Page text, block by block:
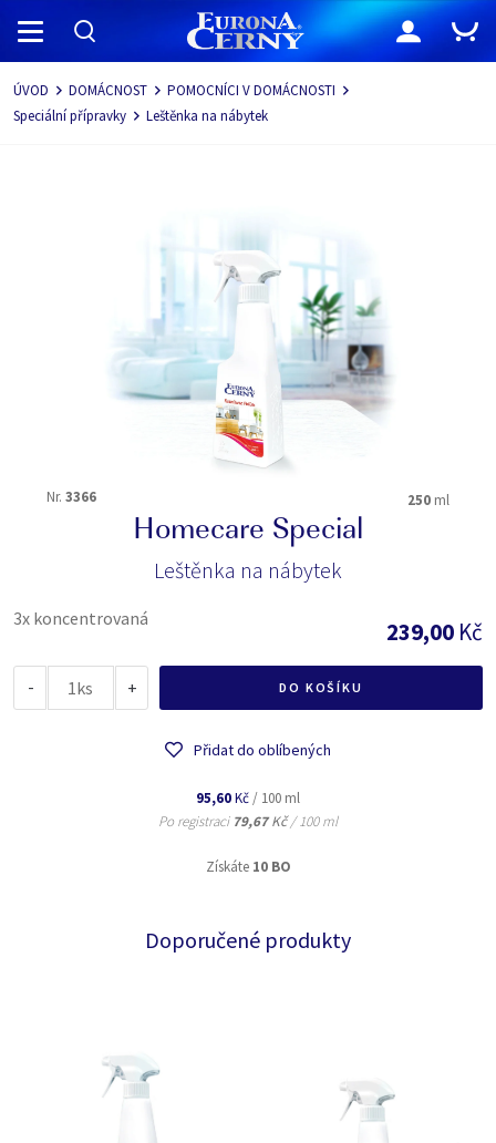
Navigace
ÚVOD DOMÁCNOST
POMOCNÍCI V DOMÁCNOSTI
Speciální přípravky
Leštěnka na nábytek
Nr. 3366 250 ml
Homecare Special
Leštěnka na nábytek
3x koncentrovaná 239,00 Kč
- ks + DO KOŠÍKU
Přidat do oblíbených
95,60Kč / 100 ml
Po registraci 79,67Kč / 100 ml
Získáte 10 BO
Doporučené produkty